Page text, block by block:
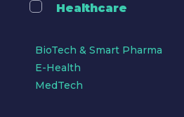
Healthcare
BioTech & Smart Pharma
E-Health
MedTech